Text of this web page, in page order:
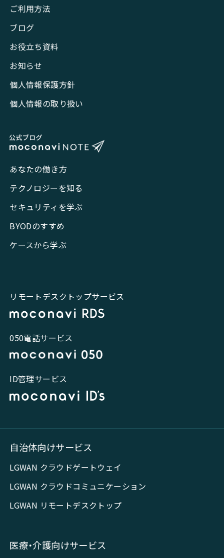
ご利用方法
ブログ
お役立ち資料
お知らせ
個人情報保護方針
個人情報の取り扱い
あなたの働き方
テクノロジーを知る
セキュリティを学ぶ
BYODのすすめ
ケースから学ぶ
リモートデスクトップサービス
050電話サービス
ID管理サービス
自治体向けサービス
LGWAN クラウドゲートウェイ
LGWAN クラウドコミュニケーション
LGWAN リモートデスクトップ
医療・介護向けサービス